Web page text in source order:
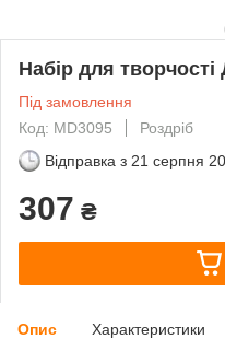
Набір для
Під замовлення
Код: MD3095
Роздріб
Відправка з 21 серпня
307 ₴
Опис Характеристики